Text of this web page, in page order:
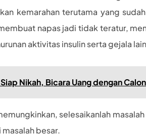
kemarahan terutama yang
napas jadi tidak teratur,
aktivitas insulin serta gejala
Nikah, Bicara Uang dengan
selesaikanlah
besar.